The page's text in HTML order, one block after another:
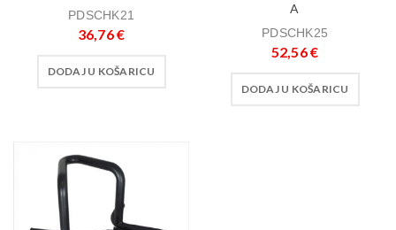
PDSCHK21
36,76€
DODAJ U KOŠARICU
A
PDSCHK25
52,56€
DODAJ U KOŠARICU